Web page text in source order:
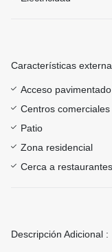
Características
Acceso pavimentado
Centros comerciales
Patio
Zona residencial
Cerca a restaurantes
Descripción Adicional :